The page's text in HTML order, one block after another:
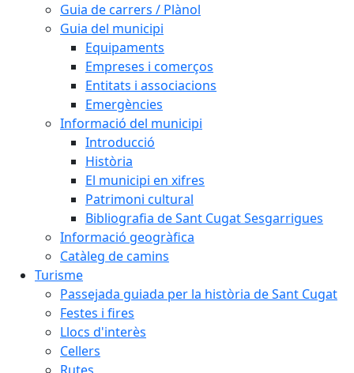
Guia de carrers / Plànol
Guia del municipi
Equipaments
Empreses i comerços
Entitats i associacions
Emergències
Informació del municipi
Introducció
Història
El municipi en xifres
Patrimoni cultural
Bibliografia de Sant Cugat Sesgarrigues
Informació geogràfica
Catàleg de camins
Turisme
Passejada guiada per la història de Sant Cugat
Festes i fires
Llocs d'interès
Cellers